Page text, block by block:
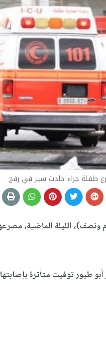
طفلة جراء حادث سير في رفح
ونصف)، الليلة الماضية،
طيور توفيت متأثرة